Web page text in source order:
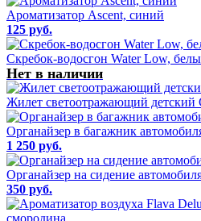
Ароматизатор Ascent, синий
125 руб.
Скребок-водосгон Water Low,
Нет в наличии
Жилет светоотражающий
Органайзер в багажник
1 250 руб.
Органайзер на сидение
350 руб.